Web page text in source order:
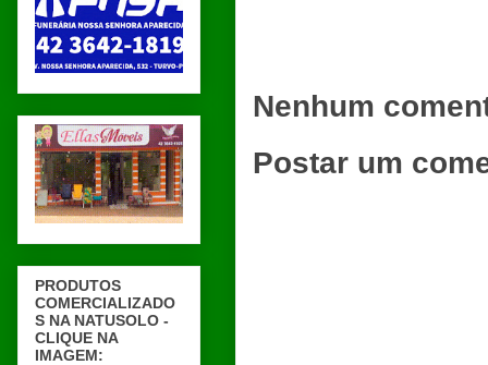
Nenhum
Postar um
PRODUTOS
COMERCIALIZADO
S NA NATUSOLO -
CLIQUE NA
IMAGEM: